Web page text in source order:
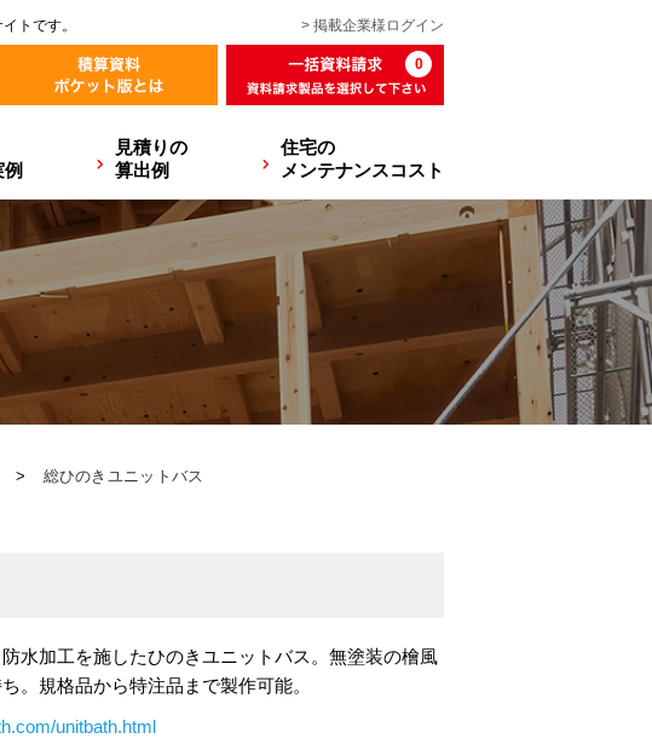
トです。 > 掲載企業様 ログイン
0
例
見積りの
算出例
住宅の
メンテナンスコスト
> 総ひのきユニットバス
水加工を施したひのきユニットバス。無塗装の檜風
。規格品から特注品まで製作可能。
unitbath.html